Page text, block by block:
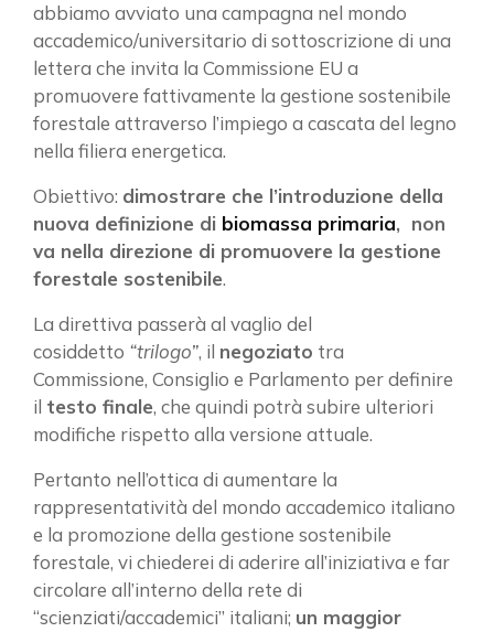
abbiamo avviato una campagna nel mondo
accademico/universitario di sottoscrizione di una
lettera che invita la Commissione EU a
promuovere fattivamente la gestione sostenibile
forestale attraverso l’impiego a cascata del legno
nella filiera energetica.
Obiettivo: dimostrare che l’introduzione della
nuova definizione di biomassa primaria, non
va nella direzione di promuovere la gestione
forestale sostenibile.
La direttiva passerà al vaglio del
cosiddetto “trilogo”, il negoziato tra
Commissione, Consiglio e Parlamento per definire
il testo finale, che quindi potrà subire ulteriori
modifiche rispetto alla versione attuale.
Pertanto nell’ottica di aumentare la
rappresentatività del mondo accademico italiano
e la promozione della gestione sostenibile
forestale, vi chiederei di aderire all’iniziativa e far
circolare all’interno della rete di
“scienziati/accademici” italiani; un maggior